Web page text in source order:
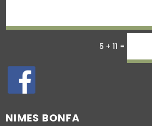
5 + 11 =
NIMES BONFA